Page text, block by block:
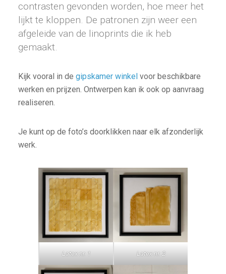
contrasten gevonden worden, hoe meer het
lijkt te kloppen. De patronen zijn weer een
afgeleide van de linoprints die ik heb
gemaakt.
Kijk vooral in de gipskamer winkel voor beschikbare
werken en prijzen. Ontwerpen kan ik ook op aanvraag
realiseren.
Je kunt op de foto’s doorklikken naar elk afzonderlijk
werk.
Latex nr. 1 Latex nr. 2